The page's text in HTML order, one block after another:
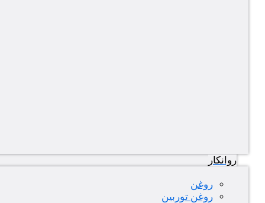
روانکار
روغن
روغن توربین